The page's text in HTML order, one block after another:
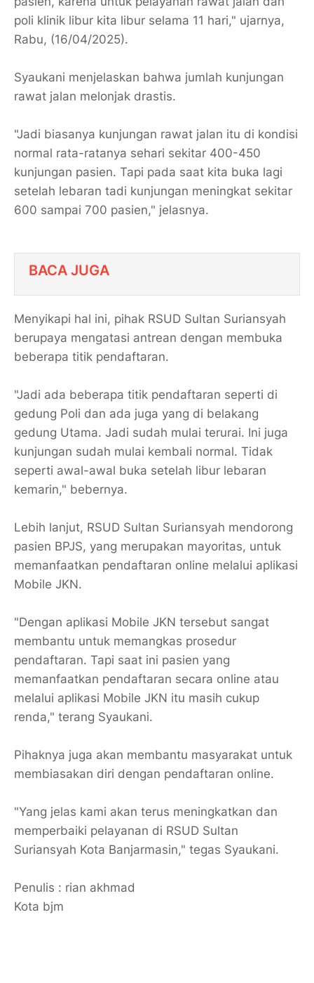
poli klinik libur kita libur selama 11 hari," ujarnya,
Rabu, (16/04/2025).
Syaukani menjelaskan bahwa jumlah kunjungan
rawat jalan melonjak drastis.
"Jadi biasanya kunjungan rawat jalan itu di kondisi
normal rata-ratanya sehari sekitar 400-450
kunjungan pasien. Tapi pada saat kita buka lagi
setelah lebaran tadi kunjungan meningkat sekitar
600 sampai 700 pasien," jelasnya.
BACA JUGA
Menyikapi hal ini, pihak RSUD Sultan Suriansyah
berupaya mengatasi antrean dengan membuka
beberapa titik pendaftaran.
"Jadi ada beberapa titik pendaftaran seperti di
gedung Poli dan ada juga yang di belakang
gedung Utama. Jadi sudah mulai terurai. Ini juga
kunjungan sudah mulai kembali normal. Tidak
seperti awal-awal buka setelah libur lebaran
kemarin," bebernya.
Lebih lanjut, RSUD Sultan Suriansyah mendorong
pasien BPJS, yang merupakan mayoritas, untuk
memanfaatkan pendaftaran online melalui aplikasi
Mobile JKN.
"Dengan aplikasi Mobile JKN tersebut sangat
membantu untuk memangkas prosedur
pendaftaran. Tapi saat ini pasien yang
memanfaatkan pendaftaran secara online atau
melalui aplikasi Mobile JKN itu masih cukup
renda," terang Syaukani.
Pihaknya juga akan membantu masyarakat untuk
membiasakan diri dengan pendaftaran online.
"Yang jelas kami akan terus meningkatkan dan
memperbaiki pelayanan di RSUD Sultan
Suriansyah Kota Banjarmasin," tegas Syaukani.
Penulis : rian akhmad
Kota bjm